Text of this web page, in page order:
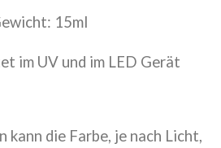
15ml
im UV und im LED Gerät
kann die Farbe, je nach Licht,